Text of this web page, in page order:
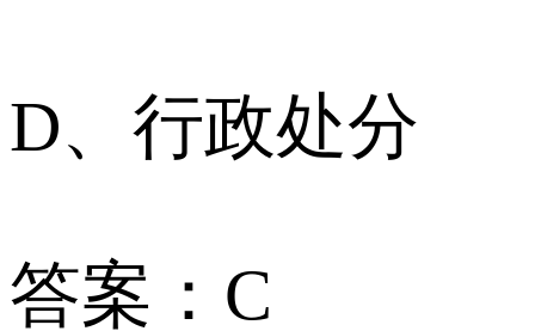
D、行政处分
答案：C